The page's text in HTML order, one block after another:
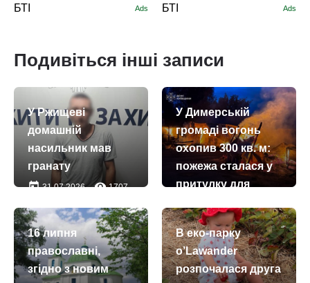
БТІ Ads БТІ Ads
Подивіться інші записи
У Ржищеві
домашній
насильник мав
гранату
today31.07.2026 remove_red_eye1707
У Димерській
громаді вогонь
охопив 300 кв. м:
пожежа сталася у
притулку для
today08.08.2026 remove_red_eye904
16 липня
православні,
згідно з новим
В еко-парку
o’Lawander
розпочалася друга